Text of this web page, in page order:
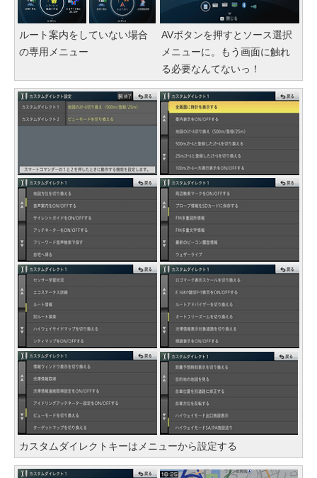
ルート案内をしていない場合
の専用メニュー
AVボタンを押すとソース選択
メニューに。もう画面に触れ
る必要なんてないっ！
カスタムダイレクトキーはメニューから設定する